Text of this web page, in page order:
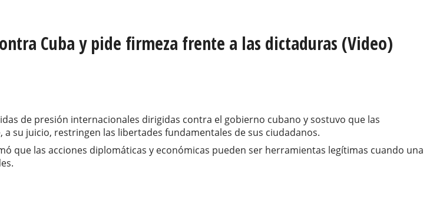
Cuba y pide firmeza frente a las dictaduras (Video)
de presión internacionales dirigidas contra el gobierno cubano y sostuvo que las
su juicio, restringen las libertades fundamentales de sus ciudadanos.
que las acciones diplomáticas y económicas pueden ser herramientas legítimas cuando una